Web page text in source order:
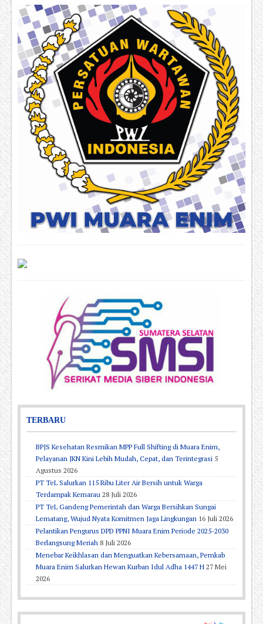
TERBARU
BPJS Kesehatan Resmikan MPP Full Shifting di Muara Enim,
Pelayanan JKN Kini Lebih Mudah, Cepat, dan Terintegrasi 5
Agustus 2026
PT TeL Salurkan 115 Ribu Liter Air Bersih untuk Warga
Terdampak Kemarau 28 Juli 2026
PT TeL Gandeng Pemerintah dan Warga Bersihkan Sungai
Lematang, Wujud Nyata Komitmen Jaga Lingkungan 16 Juli 2026
Pelantikan Pengurus DPD PPNI Muara Enim Periode 2025-2030
Berlangsung Meriah 8 Juli 2026
Menebar Keikhlasan dan Menguatkan Kebersamaan, Pemkab
Muara Enim Salurkan Hewan Kurban Idul Adha 1447 H 27 Mei
2026